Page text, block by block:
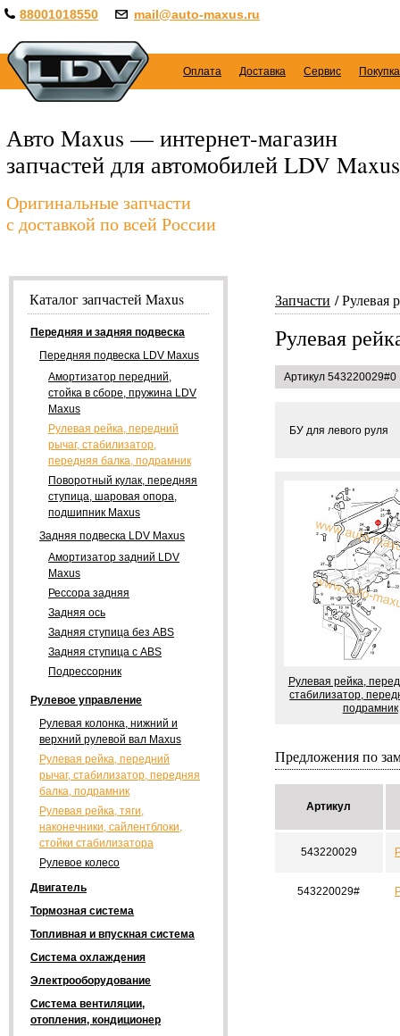
88001018550 mail@auto-maxus.ru
Оплата Доставка Сервис
Авто Maxus — интернет-магазин
запчастей для автомобилей LDV Maxus
Оригинальные запчасти
с доставкой по всей России
Запчасти Рулевая
Рулевая
Артикул 543220029#0
БУ для левого руля
Рулевая рейка,
стабилизатор,
подрамник
Предложения по
Артикул
543220029
543220029#
Каталог запчастей Maxus
Передняя и задняя подвеска
Передняя подвеска LDV Maxus
Амортизатор передний,
стойка в сборе, пружина LDV
Maxus
Рулевая рейка, передний
рычаг, стабилизатор,
передняя балка, подрамник
Поворотный кулак, передняя
ступица, шаровая опора,
подшипник Maxus
Задняя подвеска LDV Maxus
Амортизатор задний LDV
Maxus
Рессора задняя
Задняя ось
Задняя ступица без ABS
Задняя ступица с ABS
Подрессорник
Рулевое управление
Рулевая колонка, нижний и
верхний рулевой вал Maxus
Рулевая рейка, передний
рычаг, стабилизатор, передняя
балка, подрамник
Рулевая рейка, тяги,
наконечники, сайлентблоки,
стойки стабилизатора
Рулевое колесо
Двигатель
Тормозная система
Топливная и впускная система
Система охлаждения
Электрооборудование
Система вентиляции,
отопления, кондиционер